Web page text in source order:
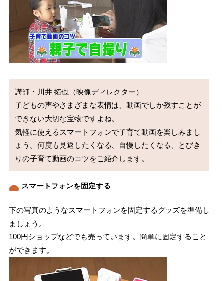
講師：川井 拓也（映像ディレクター）
子どもの声やさまざまな表情は、動画でしか残すことが
できない大切な宝物ですよね。
気軽に使えるスマートフォンで子育て動画を楽しみまし
ょう。何度も見返したくなる、自慢したくなる、とびき
スマートフォンを固定する
下の写真のようなスマートフォンを固定するグッズを準備し
ましょう。
100円ショップなどでも売っています。簡単に固定すること
ができます。